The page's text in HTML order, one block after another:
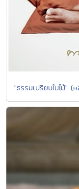
"ธรรมเปรียบใบไม้" (